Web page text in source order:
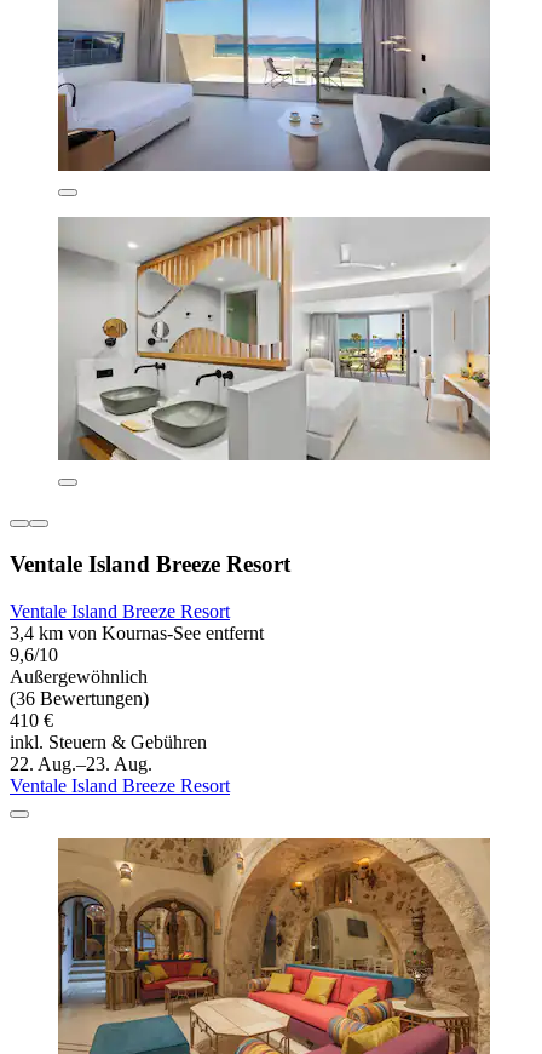
Ventale Island Breeze Resort
Ventale Island Breeze Resort
3,4 km von Kournas-See entfernt
9,6/10
Außergewöhnlich
(36 Bewertungen)
410 €
inkl. Steuern & Gebühren
22. Aug.–23. Aug.
Ventale Island Breeze Resort